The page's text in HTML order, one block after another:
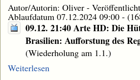
Autor/Autorin: Oliver -
Ablaufdatum 07.12.2024 09:00 -
09.12. 21:40 Arte HD: Die
Brasilien: Aufforstung des
(Wiederholung am 1.1.)
Weiterlesen